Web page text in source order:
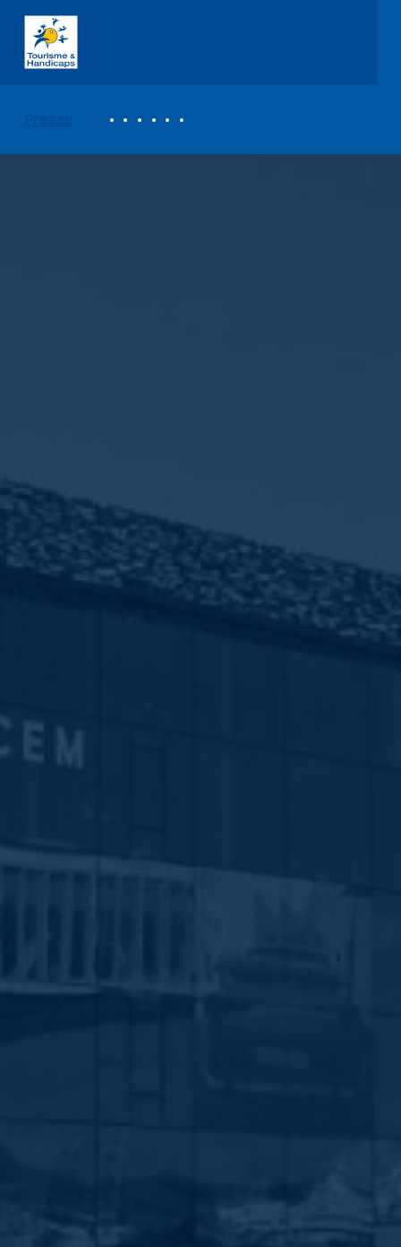
ASSOCIATION TOURISME ET HANDICAPS